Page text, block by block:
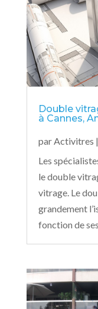
Double
à Cannes,
parActivitres |
Les
le double
vitrage. Le
grandement
fonction de